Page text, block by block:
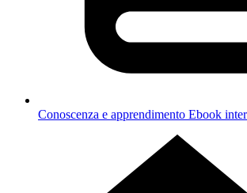
Conoscenza e apprendimento Ebook